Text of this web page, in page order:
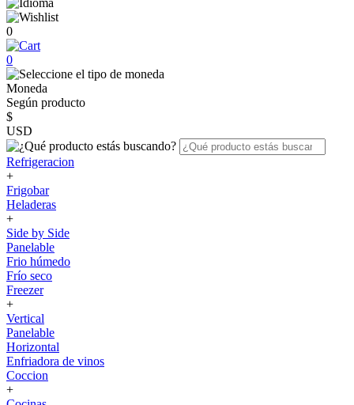
0
0
Moneda
Según producto
$
USD
Refrigeracion
+
Frigobar
Heladeras
+
Side by Side
Panelable
Frio húmedo
Frío seco
Freezer
+
Vertical
Panelable
Horizontal
Enfriadora de vinos
Coccion
+